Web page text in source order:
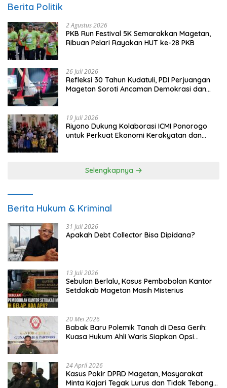
Berita Politik
2 Agustus 2026
PKB Run Festival 5K Semarakkan Magetan,
Ribuan Pelari Rayakan HUT ke-28 PKB
26 Juli 2026
Refleksi 30 Tahun Kudatuli, PDI Perjuangan
Magetan Soroti Ancaman Demokrasi dan
19 Juli 2026
Riyono Dukung Kolaborasi ICMI Ponorogo
untuk Perkuat Ekonomi Kerakyatan dan
Selengkapnya
Berita Hukum & Kriminal
31 Juli 2026
Apakah Debt Collector Bisa Dipidana?
13 Juli 2026
Sebulan Berlalu, Kasus Pembobolan Kantor
Setdakab Magetan Masih Misterius
20 Mei 2026
Babak Baru Polemik Tanah di Desa Gerih:
Kuasa Hukum Ahli Waris Siapkan Opsi
24 April 2026
Kasus Pokir DPRD Magetan, Masyarakat
Minta Kajari Tegak Lurus dan Tidak Tebang